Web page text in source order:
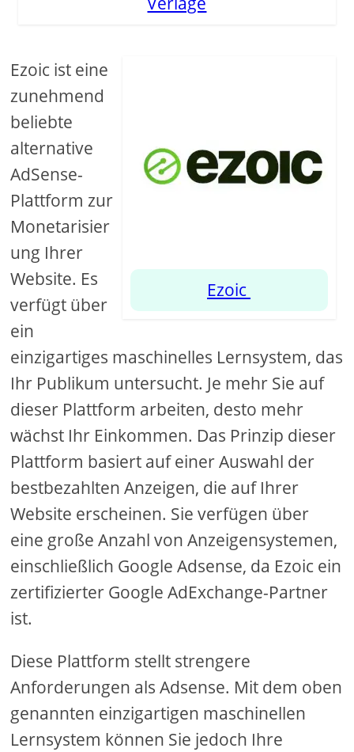
Ezoic
Ezoic ist eine
zunehmend
beliebte
alternative
AdSense-
Plattform zur
Monetarisier
ung Ihrer
Website. Es
verfügt über
ein
einzigartiges maschinelles Lernsystem, das
Ihr Publikum untersucht. Je mehr Sie auf
dieser Plattform arbeiten, desto mehr
wächst Ihr Einkommen. Das Prinzip dieser
Plattform basiert auf einer Auswahl der
bestbezahlten Anzeigen, die auf Ihrer
Website erscheinen. Sie verfügen über
eine große Anzahl von Anzeigensystemen,
einschließlich Google Adsense, da Ezoic ein
zertifizierter Google AdExchange-Partner
ist.
Diese Plattform stellt strengere
Anforderungen als Adsense. Mit dem oben
genannten einzigartigen maschinellen
Lernsystem können Sie jedoch Ihre